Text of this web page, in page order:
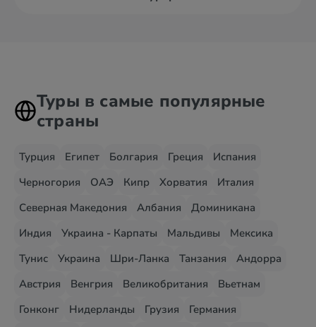
Туры в самые популярные
страны
Турция Египет Болгария Греция
Испания
Черногория
ОАЭ Кипр Хорватия
Италия
Северная Македония
Албания
Доминикана
Индия
Украина - Карпаты Мальдивы
Мексика
Тунис
Украина Шри-Ланка Танзания
Андорра
Австрия
Венгрия Великобритания
Вьетнам
Гонконг
Нидерланды Грузия
Германия